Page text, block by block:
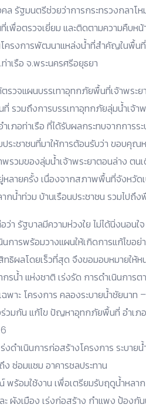
รัฐมนตรีช่วยว่าการกระทรวงกลาโห
พื่อตรวจเยี่ยม และติดตามความคืบห
โครงการพัฒนาแหล่งน้ำที่สำคัญในพื้น
าเรือ จ.พระนครศรีอยุธยา
ตรวจแผนบรรเทาอุทกภัยพื้นที่เจ้าพระ
รวมถึงการบรรเทาอุทกภัยลุ่มน้ำเจ้า
ภอท่าเรือ ที่ได้รับผลกระทบจากการ
ระชาชนที่มาให้การต้อนรับว่า ขอบคุณ
รวมของลุ่มน้ำเจ้าพระยาตอนล่าง ตน
หลายครั้ง เนื่องจากสภาพพื้นที่จังหวัด
น้ำท่วม บ้านเรือนประชาชน รวมไปถึ
ว่า รัฐบาลมีความห่วงใย ไม่ได้นิ่งนอน
นการพร้อมวางแผนให้เกิดการแก้ไข
ทธิผลโดยเร็วที่สุด จึงขอมอบหมายให้
กรน้ำ แห่งชาติ เร่งรัด การดำเนินการ
พาะ โครงการ คลองระบายน้ำชัยนาท
วมกัน แก้ไข ปัญหาอุทกภัยพื้นที่ อำเภอ
งดำเนินการก่อสร้างโครงการ ระบาย
ง ซ่อมแซม อาคารชลประทาน
ร้อมใช้งาน เพื่อเตรียมรับฤดูน้ำหลา
ะ ผังเมือง เร่งก่อสร้าง กำแพง ป้อง